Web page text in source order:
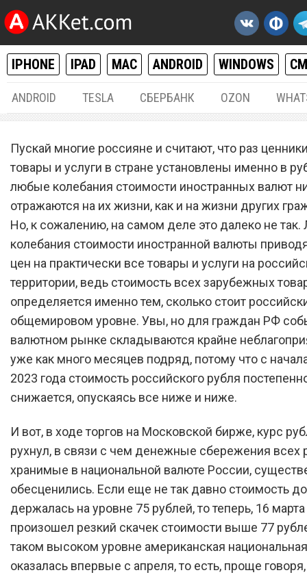
IPHONE IPAD MAC ANDROID WINDOWS
ANDROID TESLA СБЕРБАНК OZON
Доллар и евро резко
подорожали, а курс рубля
обрушился
Пускай многие россияне и считают, что раз
товары и услуги в стране установлены именно в
любые колебания стоимости иностранных валют
отражаются на их жизни, как и на жизни других
Но, к сожалению, на самом деле это далеко не
колебания стоимости иностранной валюты
цен на практически все товары и услуги на
территории, ведь стоимость всех зарубежных
определяется именно тем, сколько стоит
общемировом уровне. Увы, но для граждан РФ
валютном рынке складываются крайне
уже как много месяцев подряд, потому что с
2023 года стоимость российского рубля
снижается, опускаясь все ниже и ниже.
И вот, в ходе торгов на Московской бирже, курс
рухнул, в связи с чем денежные сбережения всех
хранимые в национальной валюте России,
обесценились. Если еще не так давно стоимость
держалась на уровне 75 рублей, то теперь, 16
произошел резкий скачек стоимости выше 77
таком высоком уровне американская
оказалась впервые с апреля, то есть, проще